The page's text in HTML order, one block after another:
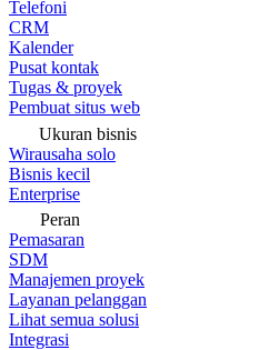
Telefoni
CRM
Kalender
Pusat kontak
Tugas & proyek
Pembuat situs web
Ukuran bisnis
Wirausaha solo
Bisnis kecil
Enterprise
Peran
Pemasaran
SDM
Manajemen proyek
Layanan pelanggan
Lihat semua solusi
Integrasi